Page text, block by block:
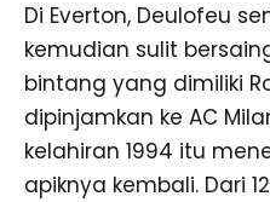
Di Everton, Deulofeu
kemudian sulit
bintang yang dimiliki
dipinjamkan ke AC
kelahiran 1994 itu
apiknya kembali. Dari